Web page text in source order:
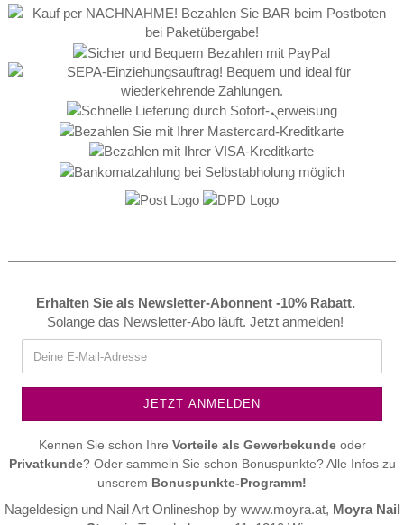
Erhalten Sie als Newsletter-Abonnent -10% Rabatt.
Solange das Newsletter-Abo läuft. Jetzt anmelden!
Kennen Sie schon Ihre Vorteile als Gewerbekundeoder
Privatkunde? Oder sammeln Sie schon Bonuspunkte? Alle Infos zu
unserem Bonuspunkte-Programm!
Nageldesign und Nail Art Onlineshop by www.moyra.at, Moyra Nail